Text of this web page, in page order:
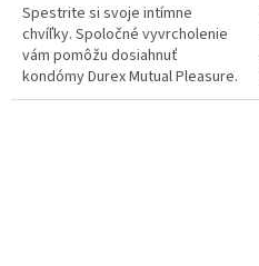
Spestrite si svoje intímne
chvíľky. Spoločné vyvrcholenie
vám pomôžu dosiahnuť
kondómy Durex Mutual Pleasure.
Vonkajšia strana kondómov je